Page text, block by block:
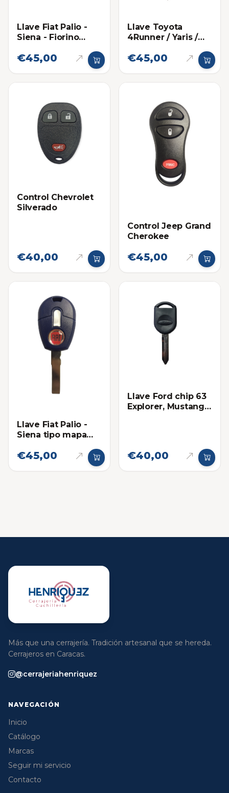
Llave Fiat Palio -
Siena - Fiorino
€45,00
Llave Toyota
4Runner / Yaris /
€45,00
Control Chevrolet
Silverado
€40,00
Control Jeep Grand
Cherokee
€45,00
Llave Fiat Palio -
Siena tipo mapa
€45,00
Llave Ford chip 63
Explorer, Mustang,
€40,00
Más que una cerrajería. Tradición artesanal que se hereda.
Cerrajeros en Caracas.
@cerrajeriahenriquez
NAVEGACIÓN
Inicio
Catálogo
Marcas
Seguir mi servicio
Contacto